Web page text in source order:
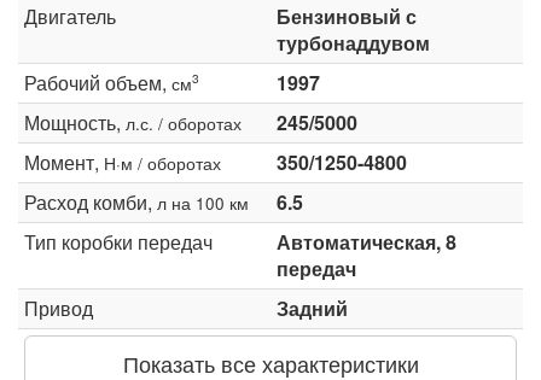
Двигатель
Бензиновый с
турбонаддувом
Рабочий объем, см3
1997
Мощность, л.с. / оборотах
245/5000
Момент, Н·м / оборотах
350/1250-4800
Расход комби, л на 100 км
6.5
Тип коробки передач
Автоматическая, 8
передач
Привод
Задний
Показать все характеристики